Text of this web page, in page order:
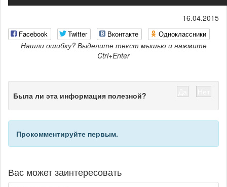
16.04.2015
Facebook Twitter Вконтакте Одноклассники
Нашли ошибку? Выделите текст мышью и нажмите
Ctrl+Enter
Была ли эта информация полезной?
Прокомментируйте первым.
Вас может заинтересовать